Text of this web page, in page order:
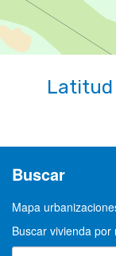
Buscar
Mapa
Buscar vivienda por